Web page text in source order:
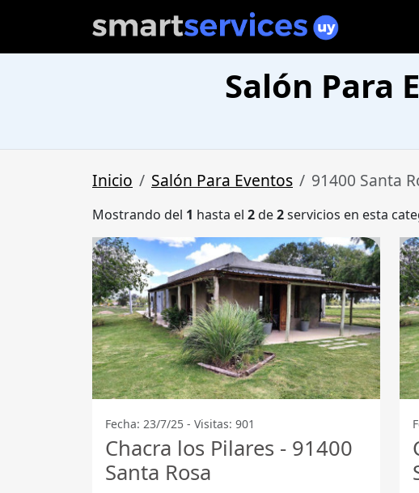
Salón Para
Inicio Salón Para Eventos 91400 Santa
Mostrando del 1 hasta el 2de2servicios en esta
Fecha: 23/7/25 - Visitas: 901
Chacra los Pilares - 91400
Santa Rosa